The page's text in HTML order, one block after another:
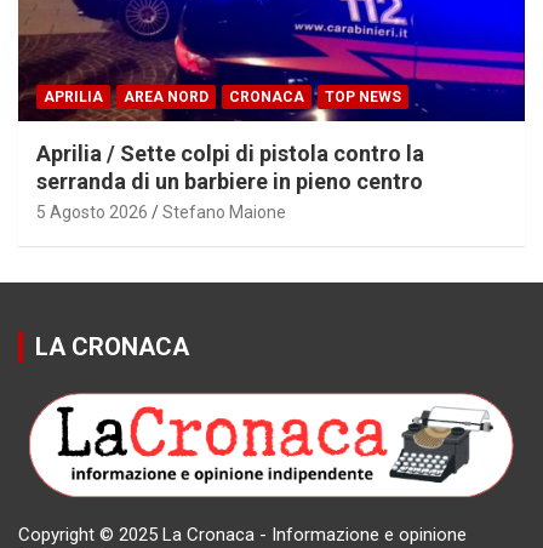
APRILIA AREA NORD CRONACA TOP NEWS
Aprilia / Sette colpi di pistola contro la
serranda di un barbiere in pieno centro
5 Agosto 2026 Stefano Maione
LA CRONACA
Copyright © 2025 La Cronaca - Informazione e opinione